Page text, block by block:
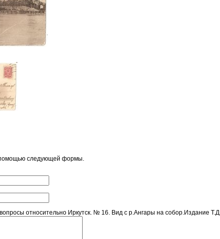
следующей формы.
относительно Иркутск. № 16. Вид с р.Ангары на собор.Издание